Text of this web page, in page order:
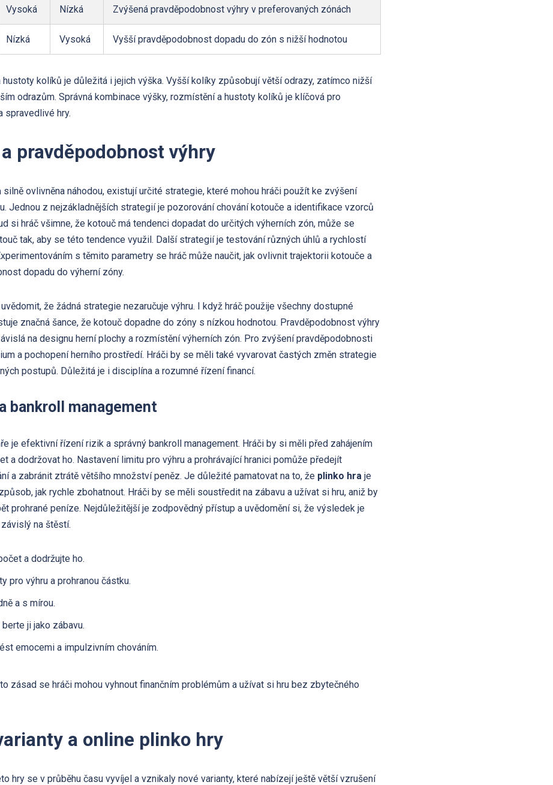
Vysoká Nízká Zvýšená pravděpodobnost výhry v preferovaných zónách
Nízká Vysoká Vyšší pravděpodobnost dopadu do zón s nižší hodnotou
hustoty kolíků je důležitá i jejich výška. Vyšší kolíky způsobují větší odrazy, zatímco nižší
odrazům. Správná kombinace výšky, rozmístění a hustoty kolíků je klíčová pro
spravedlivé hry.
pravděpodobnost výhry
silně ovlivněna náhodou, existují určité strategie, které mohou hráči použít ke zvýšení
Jednou z nejzákladnějších strategií je pozorování chování kotouče a identifikace vzorců
si hráč všimne, že kotouč má tendenci dopadat do určitých výherních zón, může se
tak, aby se této tendence využil. Další strategií je testování různých úhlů a rychlostí
s těmito parametry se hráč může naučit, jak ovlivnit trajektorii kotouče a
dopadu do výherní zóny.
že žádná strategie nezaručuje výhru. I když hráč použije všechny dostupné
značná šance, že kotouč dopadne do zóny s nízkou hodnotou. Pravděpodobnost výhry
na designu herní plochy a rozmístění výherních zón. Pro zvýšení pravděpodobnosti
a pochopení herního prostředí. Hráči by se měli také vyvarovat častých změn strategie
postupů. Důležitá je i disciplína a rozumné řízení financí.
bankroll management
je efektivní řízení rizik a správný bankroll management. Hráči by si měli před zahájením
a dodržovat ho. Nastavení limitu pro výhru a prohrávající hranici pomůže předejít
a zabránit ztrátě většího množství peněz. Je důležité pamatovat na to, že plinko hra je
jak rychle zbohatnout. Hráči by se měli soustředit na zábavu a užívat si hru, aniž by
prohrané peníze. Nejdůležitější je zodpovědný přístup a uvědomění si, že výsledek je
na štěstí.
a dodržujte ho.
pro výhru a prohranou částku.
a s mírou.
ji jako zábavu.
emocemi a impulzivním chováním.
zásad se hráči mohou vyhnout finančním problémům a užívat si hru bez zbytečného
a online plinko hry
hry se v průběhu času vyvíjel a vznikaly nové varianty, které nabízejí ještě větší vzrušení